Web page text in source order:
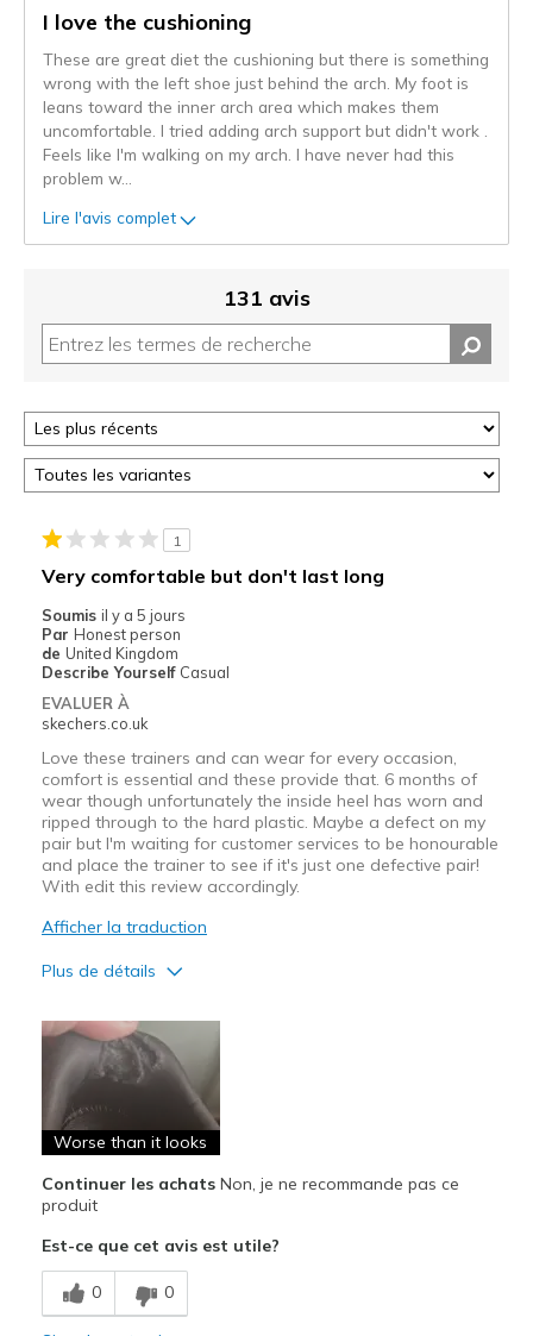
lesI love the cushioning
These are great diet the cushioning but there is something
wrong with the left shoe just behind the arch. My foot is
leans toward the inner arch area which makes them
uncomfortable. I tried adding arch support but didn't work .
Feels like I'm walking on my arch. I have never had this
problem w...
Lire l'avis complet
131 avis
1
Very comfortable but don't last long
Soumis il y a 5 jours
Par Honest person
de United Kingdom
Describe Yourself Casual
EVALUER À
skechers.co.uk
Love these trainers and can wear for every occasion,
comfort is essential and these provide that. 6 months of
wear though unfortunately the inside heel has worn and
ripped through to the hard plastic. Maybe a defect on my
pair but I'm waiting for customer services to be honourable
and place the trainer to see if it's just one defective pair!
With edit this review accordingly.
Afficher la traduction
Plus de détails
Attractive Design
Comfortable
Le contre
Poor Cushioning
Les meilleures utilisations
Casual Wear
Worse than it looks
Continuer les achatsNon, je ne recommande pas ce
produit
Est-ce que cet avis est utile?
0 0